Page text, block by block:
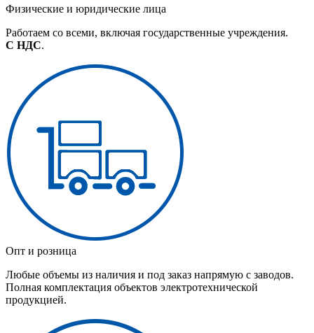
Физические и юридические лица
Работаем со всеми, включая государственные учреждения.
С НДС.
Опт и розница
Любые объемы из наличия и под заказ напрямую с заводов.
Полная комплектация объектов электротехнической
продукцией.